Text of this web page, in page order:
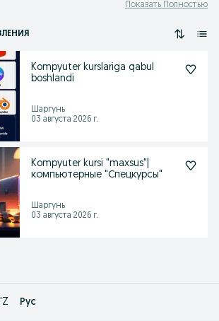
Показать Полностью
Kompyuter kurslariga qabul
boshlandi
Шаргунь
03 августа 2026 г.
Kompyuter kursi "maxsus"|
компьютерные "Спецкурсы"
Шаргунь
03 августа 2026 г.
Рус